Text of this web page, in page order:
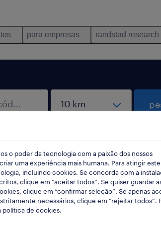
para empresas randstad research
o poder da tecnologia com a paixão dos nossos
uma experiência mais humana. Para atingir este
incluindo cookies. Se concorda com a
clique em “aceitar todos”. Se quiser guardar
clique em “confirmar seleção”. Se apenas
necessários, clique em “rejeitar todos”.
política de cookies.